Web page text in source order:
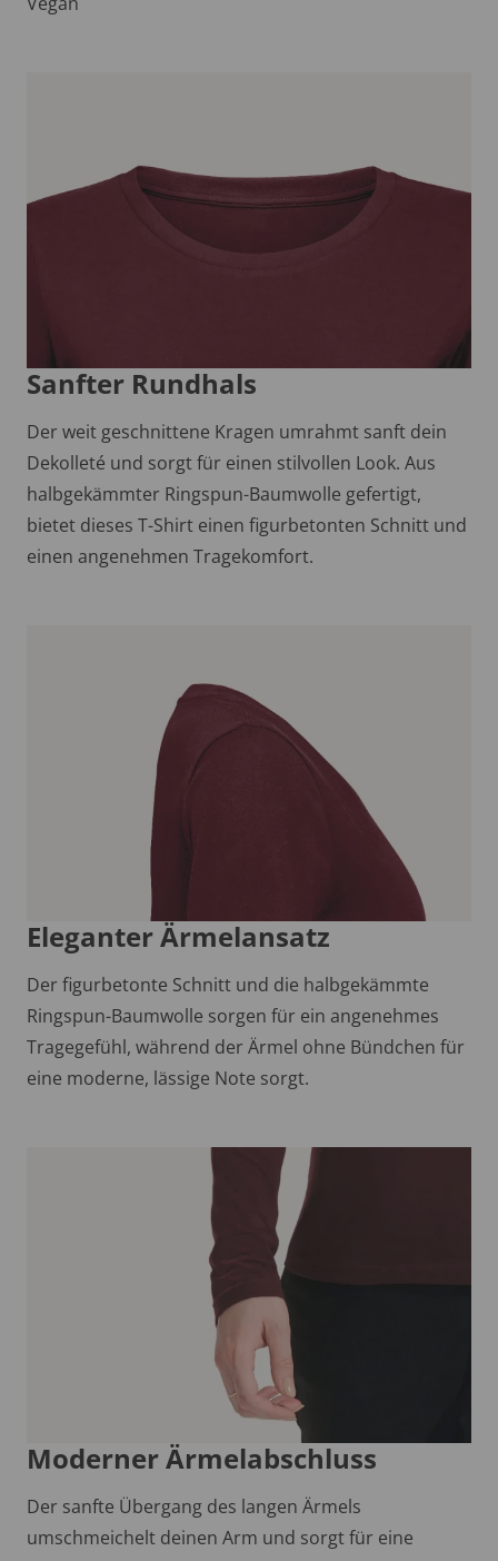
Sanfter Rundhals
Der weit geschnittene Kragen umrahmt sanft dein
Dekolleté und sorgt für einen stilvollen Look. Aus
halbgekämmter Ringspun-Baumwolle gefertigt,
bietet dieses T-Shirt einen figurbetonten Schnitt und
einen angenehmen Tragekomfort.
Eleganter Ärmelansatz
Der figurbetonte Schnitt und die halbgekämmte
Ringspun-Baumwolle sorgen für ein angenehmes
Tragegefühl, während der Ärmel ohne Bündchen für
eine moderne, lässige Note sorgt.
Moderner Ärmelabschluss
Der sanfte Übergang des langen Ärmels
umschmeichelt deinen Arm und sorgt für eine